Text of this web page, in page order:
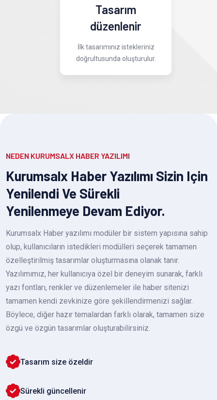
Tasarım
düzenlenir
İlk tasarımınız istekleriniz
doğrultusunda oluşturulur.
NEDEN KURUMSALX HABER YAZILIMI
Kurumsalx Haber Yazılımı Sizin Için
Yenilendi Ve Sürekli
Yenilenmeye Devam Ediyor.
Kurumsalx Haber yazılımı modüler bir sistem yapısına sahip
olup, kullanıcıların istedikleri modülleri seçerek tamamen
özelleştirilmiş tasarımlar oluşturmasına olanak tanır.
Yazılımımız, her kullanıcıya özel bir deneyim sunarak, farklı
yazı fontları, renkler ve düzenlemeler ile haber sitenizi
tamamen kendi zevkinize göre şekillendirmenizi sağlar.
Böylece, diğer hazır temalardan farklı olarak, tamamen size
özgü ve özgün tasarımlar oluşturabilirsiniz.
Tasarım size özeldir
Sürekli güncellenir